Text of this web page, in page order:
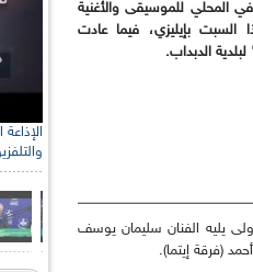
المحلي للموسيقى والأغنية
السبت بإيليزي، فيما عادت
الدبداب.
يليه الفنان سليمان يوسف
(فرقة إيتما).